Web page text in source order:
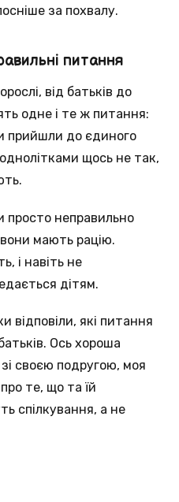
за похвалу.
питання
від батьків до
одне і те ж питання:
прийшли до єдиного
щось не так,
неправильно
мають рацію.
і навіть не
дітям.
відповіли, які питання
Ось хороша
своєю подругою, моя
те, що та їй
спілкування, а не